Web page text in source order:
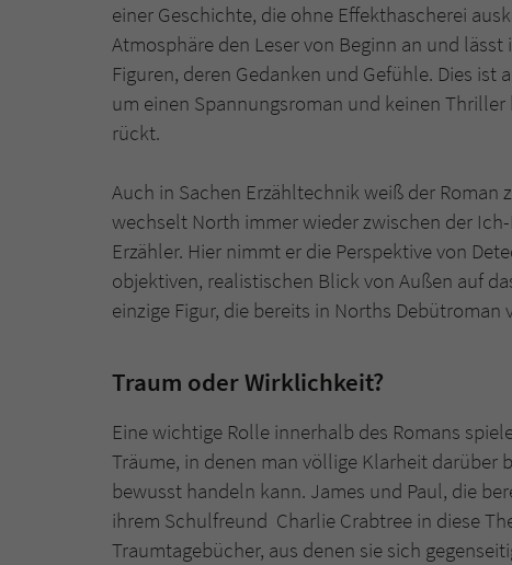
einer Geschichte, die ohne Effekthascherei
Atmosphäre den Leser von Beginn an und
Figuren, deren Gedanken und Gefühle. Dies
um einen Spannungsroman und keinen
rückt.
Auch in Sachen Erzähltechnik weiß der Roman
wechselt North immer wieder zwischen der
Erzähler. Hier nimmt er die Perspektive von
objektiven, realistischen Blick von Außen auf
einzige Figur, die bereits in Norths
Traum oder Wirklichkeit?
Eine wichtige Rolle innerhalb des Romans
Träume, in denen man völlige Klarheit darüber
bewusst handeln kann. James und Paul, die
ihrem Schulfreund Charlie Crabtree in diese
Traumtagebücher, aus denen sie sich